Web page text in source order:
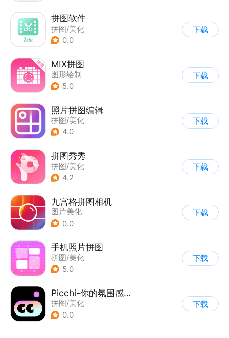
拼图软件
拼图/美化
0.0
下载
MIX拼图
图形绘制
5.0
下载
照片拼图编辑
拼图/美化
4.0
下载
拼图秀秀
拼图/美化
4.2
下载
九宫格拼图相机
图片美化
0.0
下载
手机照片拼图
拼图/美化
5.0
下载
Picchi-你的氛围感修图师
拼图/美化
0.0
下载